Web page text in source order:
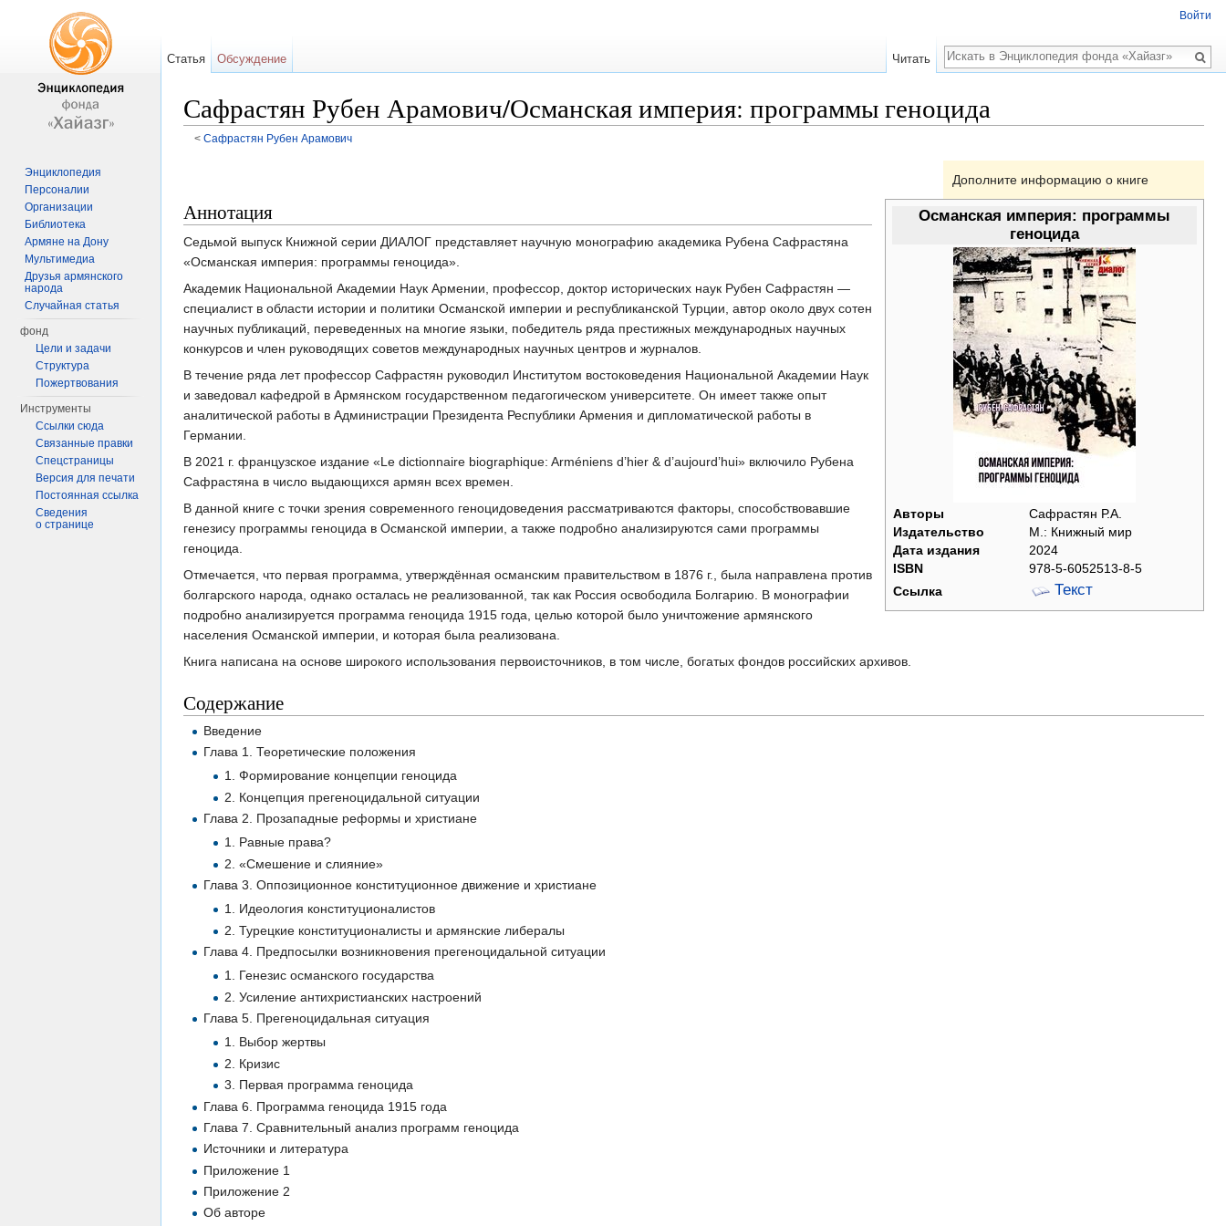
Сафрастян Рубен Арамович/Османская империя: программы геноцида
< Сафрастян Рубен Арамович
Дополните информацию о книге
Османская империя: программы
геноцида
Авторы
Сафрастян Р.А.
Издательство
М.: Книжный мир
Дата издания
2024
ISBN
978-5-6052513-8-5
Ссылка
Текст
Аннотация
Седьмой выпуск Книжной серии ДИАЛОГ представляет научную монографию академика Рубена Сафрастяна
«Османская империя: программы геноцида».
Академик Национальной Академии Наук Армении, профессор, доктор исторических наук Рубен Сафрастян —
специалист в области истории и политики Османской империи и республиканской Турции, автор около двух сотен
научных публикаций, переведенных на многие языки, победитель ряда престижных международных научных
конкурсов и член руководящих советов международных научных центров и журналов.
В течение ряда лет профессор Сафрастян руководил Институтом востоковедения Национальной Академии Наук
и заведовал кафедрой в Армянском государственном педагогическом университете. Он имеет также опыт
аналитической работы в Администрации Президента Республики Армения и дипломатической работы в
Германии.
В 2021 г. французское издание «Le dictionnaire biographique: Arméniens d’hier & d’aujourd’hui» включило Рубена
Сафрастяна в число выдающихся армян всех времен.
В данной книге с точки зрения современного геноцидоведения рассматриваются факторы, способствовавшие
генезису программы геноцида в Османской империи, а также подробно анализируются сами программы
геноцида.
Отмечается, что первая программа, утверждённая османским правительством в 1876 г., была направлена против
болгарского народа, однако осталась не реализованной, так как Россия освободила Болгарию. В монографии
подробно анализируется программа геноцида 1915 года, целью которой было уничтожение армянского
населения Османской империи, и которая была реализована.
Книга написана на основе широкого использования первоисточников, в том числе, богатых фондов российских архивов.
Содержание
Введение
Глава 1. Теоретические положения
1. Формирование концепции геноцида
2. Концепция прегеноцидальной ситуации
Глава 2. Прозападные реформы и христиане
1. Равные права?
2. «Смешение и слияние»
Глава 3. Оппозиционное конституционное движение и христиане
1. Идеология конституционалистов
2. Турецкие конституционалисты и армянские либералы
Глава 4. Предпосылки возникновения прегеноцидальной ситуации
1. Генезис османского государства
2. Усиление антихристианских настроений
Глава 5. Прегеноцидальная ситуация
1. Выбор жертвы
2. Кризис
3. Первая программа геноцида
Глава 6. Программа геноцида 1915 года
Глава 7. Сравнительный анализ программ геноцида
Источники и литература
Приложение 1
Приложение 2
Об авторе
Войти
Статья Обсуждение Читать
Поиск
Энциклопедия
Персоналии
Организации
Библиотека
Армяне на Дону
Мультимедиа
Друзья армянского
народа
Случайная статья
фонд
Цели и задачи
Структура
Пожертвования
Инструменты
Ссылки сюда
Связанные правки
Спецстраницы
Версия для печати
Постоянная ссылка
Сведения
о странице